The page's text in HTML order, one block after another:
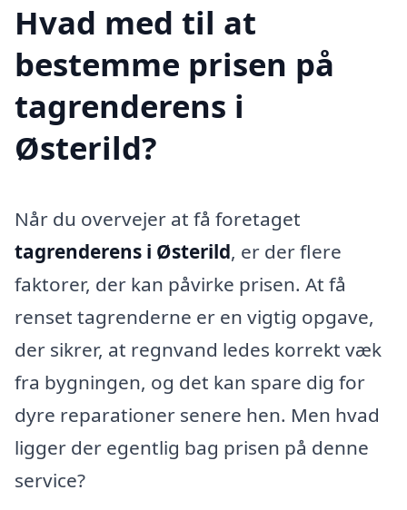
Hvad med til at
bestemme prisen på
tagrenderens i
Østerild?
Når du overvejer at få foretaget
tagrenderens i Østerild, er der flere
faktorer, der kan påvirke prisen. At få
renset tagrenderne er en vigtig opgave,
der sikrer, at regnvand ledes korrekt væk
fra bygningen, og det kan spare dig for
dyre reparationer senere hen. Men hvad
ligger der egentlig bag prisen på denne
service?